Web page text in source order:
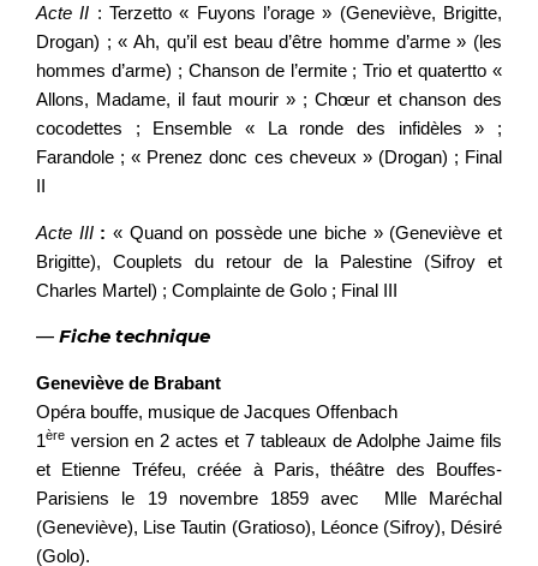
Acte II : Terzetto « Fuyons l’orage » (Geneviève, Brigitte,
Drogan) ; « Ah, qu’il est beau d’être homme d’arme » (les
hommes d’arme) ; Chanson de l’ermite ; Trio et quatertto «
Allons, Madame, il faut mourir » ; Chœur et chanson des
cocodettes ; Ensemble « La ronde des infidèles » ;
Farandole ; « Prenez donc ces cheveux » (Drogan) ; Final
II
Acte III : « Quand on possède une biche » (Geneviève et
Brigitte), Couplets du retour de la Palestine (Sifroy et
Charles Martel) ; Complainte de Golo ; Final III
— Fiche technique
Geneviève de Brabant
Opéra bouffe, musique de Jacques Offenbach
1ère version en 2 actes et 7 tableaux de Adolphe Jaime fils
et Etienne Tréfeu, créée à Paris, théâtre des Bouffes-
Parisiens le 19 novembre 1859 avec Mlle Maréchal
(Geneviève), Lise Tautin (Gratioso), Léonce (Sifroy), Désiré
(Golo).